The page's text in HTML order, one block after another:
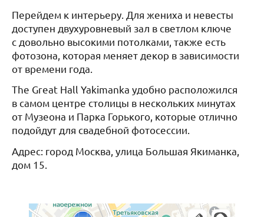
Перейдем к интерьеру. Для жениха и невесты
доступен двухуровневый зал в светлом ключе
с довольно высокими потолками, также есть
фотозона, которая меняет декор в зависимости
от времени года.
The Great Hall Yakimanka удобно расположился
в самом центре столицы в нескольких минутах
от Музеона и Парка Горького, которые отлично
подойдут для свадебной фотосессии.
Адрес: город Москва, улица Большая Якиманка,
дом 15.